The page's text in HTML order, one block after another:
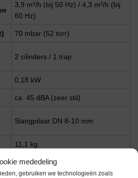
mededeling
gebruiken we technologieën zoals
3,9 m³/h (bij 50 Hz) / 4,3 m³/h (bij
60 Hz)
70 mbar (52 torr)
2 cilinders / 1 trap
0,18 kW
ca. 45 dBA (zeer stil)
Slangpilaar DN 8-10 mm
11,1 kg
254 x 243 x 198 mm